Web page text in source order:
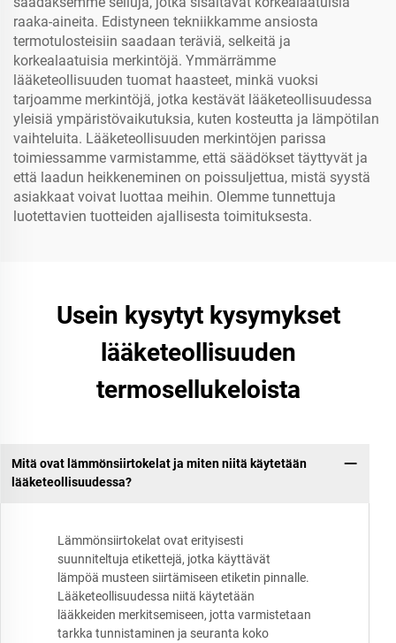
raaka-aineita. Edistyneen tekniikkamme ansiosta
termotulosteisiin saadaan teräviä, selkeitä ja
korkealaatuisia merkintöjä. Ymmärrämme
lääketeollisuuden tuomat haasteet, minkä vuoksi
tarjoamme merkintöjä, jotka kestävät lääketeollisuudessa
yleisiä ympäristövaikutuksia, kuten kosteutta ja lämpötilan
vaihteluita. Lääketeollisuuden merkintöjen parissa
toimiessamme varmistamme, että säädökset täyttyvät ja
että laadun heikkeneminen on poissuljettua, mistä syystä
asiakkaat voivat luottaa meihin. Olemme tunnettuja
luotettavien tuotteiden ajallisesta toimituksesta.
Usein kysytyt kysymykset
lääketeollisuuden
termosellukeloista
Mitä ovat lämmönsiirtokelat ja miten niitä käytetään
lääketeollisuudessa?
Lämmönsiirtokelat ovat erityisesti
suunniteltuja etikettejä, jotka käyttävät
lämpöä musteen siirtämiseen etiketin pinnalle.
Lääketeollisuudessa niitä käytetään
lääkkeiden merkitsemiseen, jotta varmistetaan
tarkka tunnistaminen ja seuranta koko